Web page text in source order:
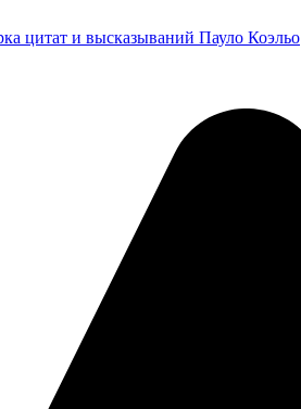
цитат и высказываний Пауло Коэльо